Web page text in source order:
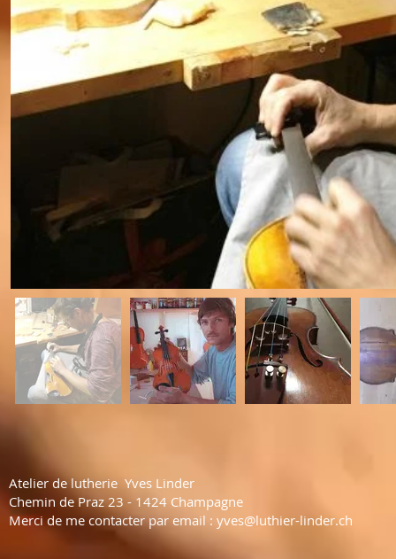
Atelier de lutherie Yves Linder
Chemin de Praz 23 - 1424 Champagne
Merci de me contacter par email : yves@luthier-linder.ch